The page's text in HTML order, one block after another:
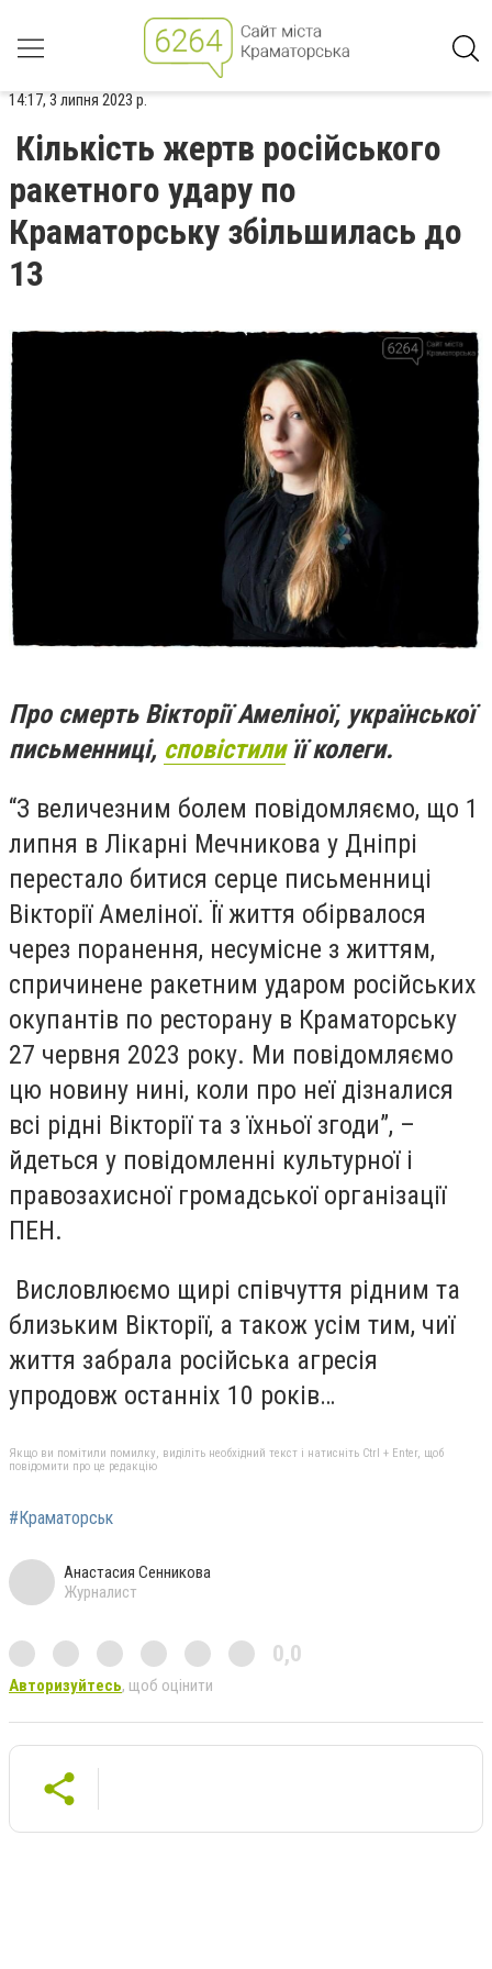
14:17, 3 липня 2023 р.
Кількість жертв російського
ракетного удару по
Краматорську збільшилась до
13
Про смерть Вікторії Амеліної, української
письменниці, сповістилиїї колеги.
“З величезним болем повідомляємо, що 1
липня в Лікарні Мечникова у Дніпрі
перестало битися серце письменниці
Вікторії Амеліної. Її життя обірвалося
через поранення, несумісне з життям,
спричинене ракетним ударом російських
окупантів по ресторану в Краматорську
27 червня 2023 року. Ми повідомляємо
цю новину нині, коли про неї дізналися
всі рідні Вікторії та з їхньої згоди”, –
йдеться у повідомленні культурної і
правозахисної громадської організації
ПЕН.
Висловлюємо щирі співчуття рідним та
близьким Вікторії, а також усім тим, чиї
життя забрала російська агресія
упродовж останніх 10 років…
Якщо ви помітили помилку, виділіть необхідний текст і натисніть Ctrl + Enter, щоб
повідомити про це редакцію
#Краматорськ
Анастасия Сенникова
Журналист
0,0
Авторизуйтесь, щоб оцінити